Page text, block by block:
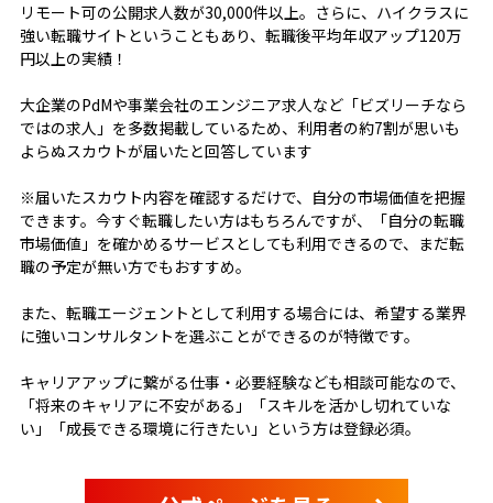
リモート可の公開求人数が30,000件以上。さらに、ハイクラスに
強い転職サイトということもあり、転職後平均年収アップ120万
円以上の実績！
大企業のPdMや事業会社のエンジニア求人など「ビズリーチなら
ではの求人」を多数掲載しているため、利用者の約7割が思いも
よらぬスカウトが届いたと回答しています
※届いたスカウト内容を確認するだけで、自分の市場価値を把握
できます。今すぐ転職したい方はもちろんですが、「自分の転職
市場価値」を確かめるサービスとしても利用できるので、まだ転
職の予定が無い方でもおすすめ。
また、転職エージェントとして利用する場合には、希望する業界
に強いコンサルタントを選ぶことができるのが特徴です。
キャリアアップに繋がる仕事・必要経験なども相談可能なので、
「将来のキャリアに不安がある」「スキルを活かし切れていな
い」「成長できる環境に行きたい」という方は登録必須。